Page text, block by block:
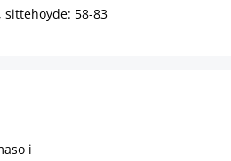
sittehoyde: 58-83